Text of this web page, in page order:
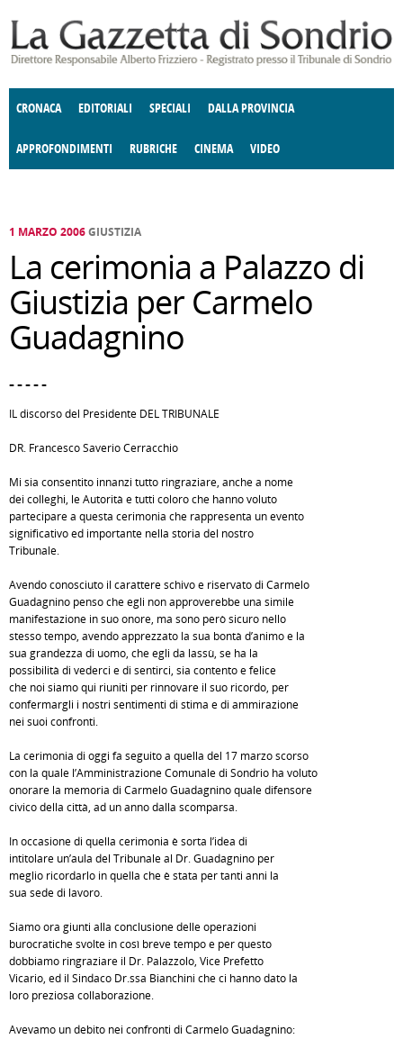
CRONACA EDITORIALI SPECIALI DALLA PROVINCIA
APPROFONDIMENTI
E SPETTACOLI POLITICA
RUBRICHE
DELLE IDEE FATTI DELLO SPIRITO
CINEMA VIDEO
1 MARZO 2006GIUSTIZIA
La cerimonia a Palazzo di
Giustizia per Carmelo
Guadagnino
- - - - -
IL discorso del Presidente DEL TRIBUNALE
DR. Francesco Saverio Cerracchio
Mi sia consentito innanzi tutto ringraziare, anche a nome
dei colleghi, le Autorità e tutti coloro che hanno voluto
partecipare a questa cerimonia che rappresenta un evento
significativo ed importante nella storia del nostro
Tribunale.
Avendo conosciuto il carattere schivo e riservato di Carmelo
Guadagnino penso che egli non approverebbe una simile
manifestazione in suo onore, ma sono però sicuro nello
stesso tempo, avendo apprezzato la sua bontà d’animo e la
sua grandezza di uomo, che egli da lassù, se ha la
possibilità di vederci e di sentirci, sia contento e felice
che noi siamo qui riuniti per rinnovare il suo ricordo, per
confermargli i nostri sentimenti di stima e di ammirazione
nei suoi confronti.
La cerimonia di oggi fa seguito a quella del 17 marzo scorso
con la quale l’Amministrazione Comunale di Sondrio ha voluto
onorare la memoria di Carmelo Guadagnino quale difensore
civico della città, ad un anno dalla scomparsa.
In occasione di quella cerimonia è sorta l’idea di
intitolare un’aula del Tribunale al Dr. Guadagnino per
meglio ricordarlo in quella che è stata per tanti anni la
sua sede di lavoro.
Siamo ora giunti alla conclusione delle operazioni
burocratiche svolte in così breve tempo e per questo
dobbiamo ringraziare il Dr. Palazzolo, Vice Prefetto
Vicario, ed il Sindaco Dr.ssa Bianchini che ci hanno dato la
loro preziosa collaborazione.
Avevamo un debito nei confronti di Carmelo Guadagnino: